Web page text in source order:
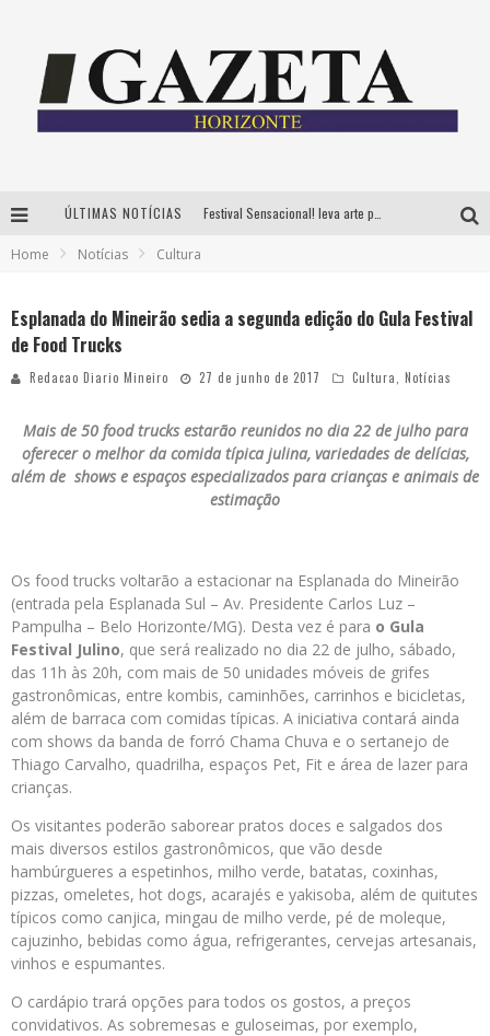
ÚLTIMAS NOTÍCIAS
Home Notícias Cultura
Esplanada do Mineirão sedia a segunda edição do Gula Festival
de Food Trucks
Redacao Diario Mineiro 27 de junho de 2017 Cultura Notícias
Mais de 50 food trucks estarão reunidos no dia 22 de julho para
oferecero melhor da comida típica julina, variedades de delícias,
além de shows e espaços especializados para crianças e animais de
estimação
Os food trucks voltarão a estacionar na Esplanada do Mineirão
(entrada pela Esplanada Sul – Av. Presidente Carlos Luz –
Pampulha – Belo Horizonte/MG). Desta vez é para o Gula
Festival Julino, que será realizado no dia 22 de julho, sábado,
das 11h às 20h, com mais de 50 unidades móveis de grifes
gastronômicas, entre kombis, caminhões, carrinhos e bicicletas,
além de barraca com comidas típicas. A iniciativa contará ainda
com shows da banda de forró Chama Chuva e o sertanejo de
Thiago Carvalho, quadrilha, espaços Pet, Fit e área de lazer para
crianças.
Os visitantes poderão saborear pratos doces e salgados dos
mais diversos estilos gastronômicos, que vão desde
hambúrgueres a espetinhos, milho verde, batatas, coxinhas,
pizzas, omeletes, hot dogs, acarajés e yakisoba, além de quitutes
típicos como canjica, mingau de milho verde, pé de moleque,
cajuzinho, bebidas como água, refrigerantes, cervejas artesanais,
vinhos e espumantes.
O cardápio trará opções para todos os gostos, a preços
convidativos. As sobremesas e guloseimas, por exemplo,